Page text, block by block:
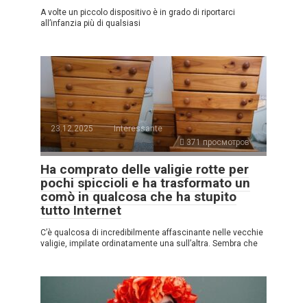
A volte un piccolo dispositivo è in grado di riportarci
all’infanzia più di qualsiasi
23.12.2025
Interessante
371 просмотров
Ha comprato delle valigie rotte per
pochi spiccioli e ha trasformato un
comò in qualcosa che ha stupito
tutto Internet
C’è qualcosa di incredibilmente affascinante nelle vecchie
valigie, impilate ordinatamente una sull’altra. Sembra che